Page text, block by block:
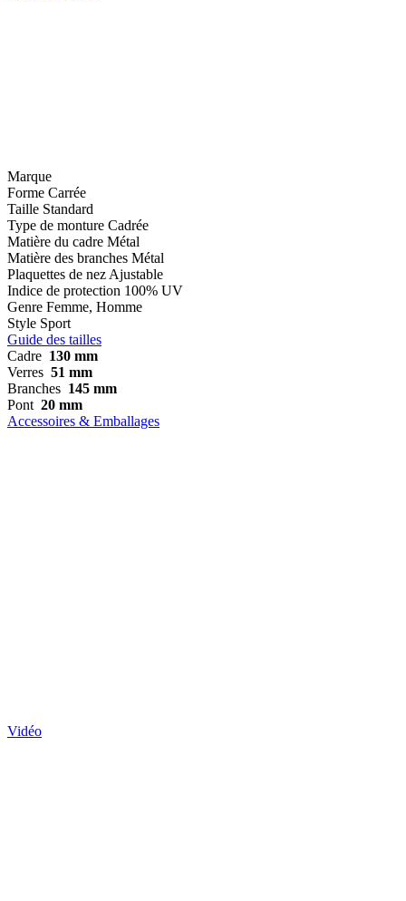
Marque
Forme Carrée
Taille Standard
Type de monture Cadrée
Matière du cadre Métal
Matière des branches Métal
Plaquettes de nez Ajustable
Indice de protection 100% UV
Genre Femme, Homme
Style Sport
Guide des tailles
Cadre 130 mm
Verres 51 mm
Branches 145 mm
Pont 20 mm
Accessoires & Emballages
Vidéo